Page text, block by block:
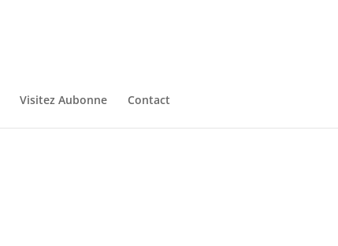
Visitez Aubonne Contact